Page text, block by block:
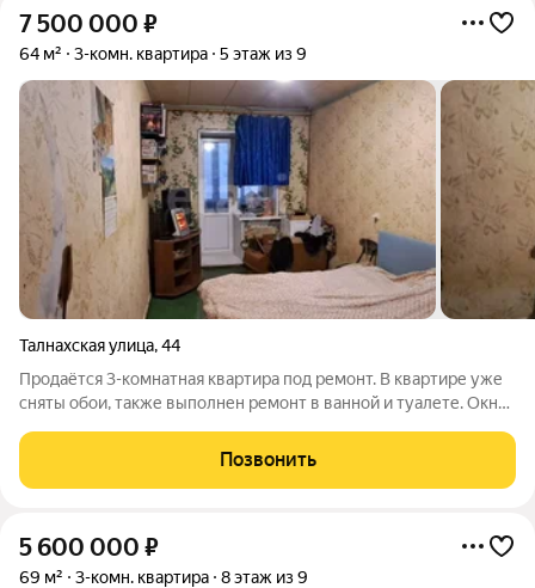
7 500 000 ₽
64 м² 3-комн. квартира 5 этаж из 9
Талнахская улица,44
Продаётся 3-комнатная квартира под ремонт. В квартире уже
сняты обои, также выполнен ремонт в ванной и туалете. Окна
развитой инфраструктурой: рядом находится школа № 28,
магазин "Подсолнух",
Позвонить
5 600 000 ₽
69 м² 3-комн. квартира 8 этаж из 9